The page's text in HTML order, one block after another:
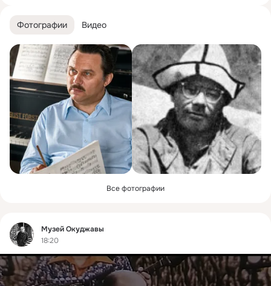
Фотографии Видео
Все фотографии
Фид
Музей Окуджавы
18:20